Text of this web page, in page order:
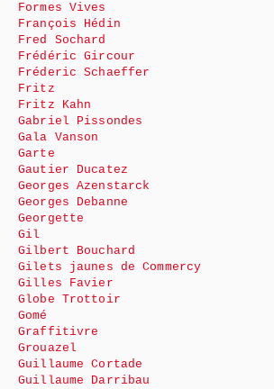
Formes Vives
François Hédin
Fred Sochard
Frédéric Gircour
Fréderic Schaeffer
Fritz
Fritz Kahn
Gabriel Pissondes
Gala Vanson
Garte
Gautier Ducatez
Georges Azenstarck
Georges Debanne
Georgette
Gil
Gilbert Bouchard
Gilets jaunes de Commercy
Gilles Favier
Globe Trottoir
Gomé
Graffitivre
Grouazel
Guillaume Cortade
Guillaume Darribau